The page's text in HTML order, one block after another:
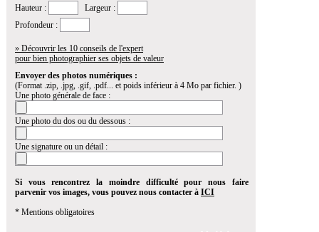
Hauteur :
Largeur :
Profondeur :
» Découvrir les 10 conseils de l'expert
pour bien photographier ses objets de valeur
Envoyer des photos numériques :
(Format .zip, .jpg, .gif, .pdf... et poids inférieur à 4 Mo par fichier. )
Une photo générale de face :
Une photo du dos ou du dessous :
Une signature ou un détail :
Si vous rencontrez la moindre difficulté pour nous faire
parvenir vos images, vous pouvez nous contacter à ICI
* Mentions obligatoires